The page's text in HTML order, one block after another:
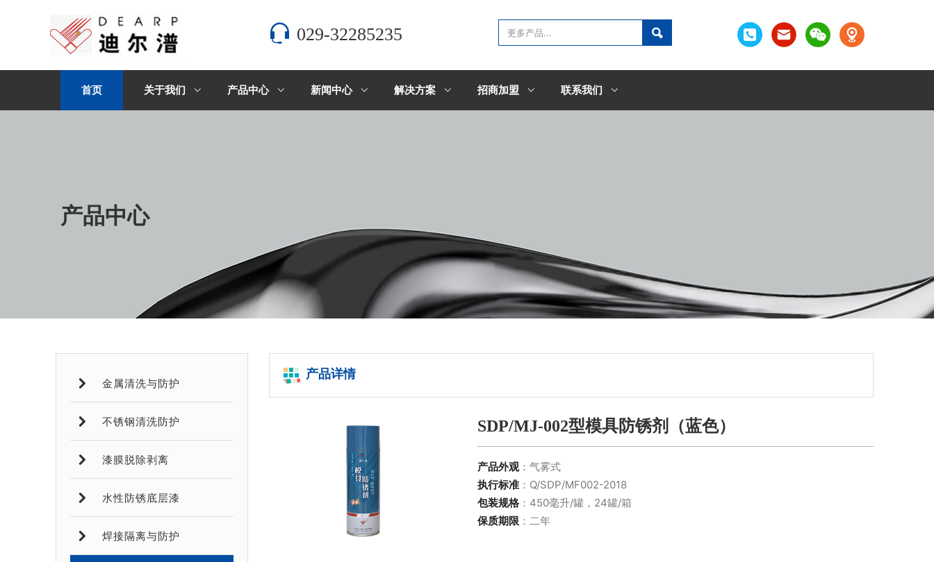
029-32285235
首页 关于我们 产品中心 新闻中心 解决方案 招商加盟 联系我们
产品中心
金属清洗与防护
不锈钢清洗防护
漆膜脱除剥离
水性防锈底层漆
焊接隔离与防护
产品详情
SDP/MJ-002型模具防锈剂（蓝色）
产品外观：气雾式
执行标准：Q/SDP/MF002-2018
包装规格：450毫升/罐，24罐/箱
保质期限：二年